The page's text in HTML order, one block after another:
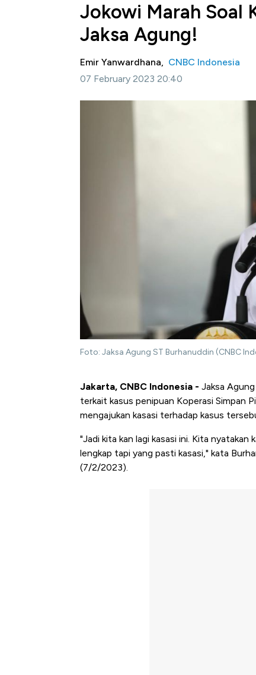
Jokowi Marah Soal
Jaksa Agung!
Emir Yanwardhana, CNBC Indonesia
07 February 2023 20:40
Foto: Jaksa Agung ST Burhanuddin (CNBC
Jakarta, CNBC Indonesia - Jaksa
terkait kasus penipuan Koperasi Simpan
mengajukan kasasi terhadap kasus
"Jadi kita kan lagi kasasi ini. Kita nyatakan
lengkap tapi yang pasti kasasi," kata
(7/2/2023).